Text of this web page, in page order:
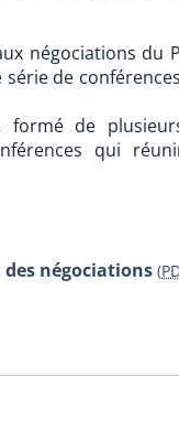
négociations du
de
formé de
qui
négociations (